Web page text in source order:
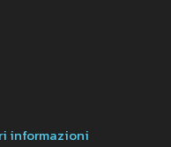
informazioni